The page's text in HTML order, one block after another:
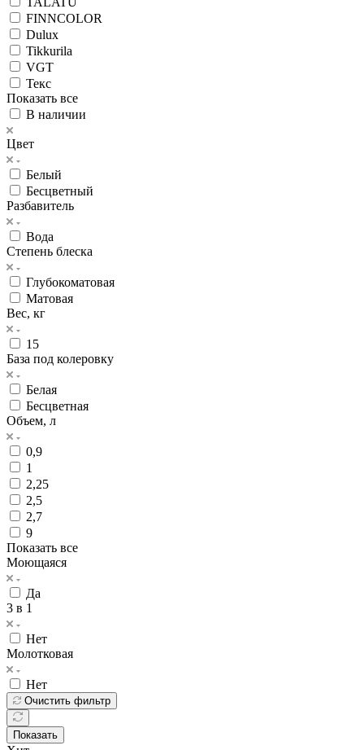
FINNCOLOR
Dulux
Tikkurila
VGT
Текс
Показать все
В наличии
Цвет
Белый
Бесцветный
Разбавитель
Вода
Степень блеска
Глубокоматовая
Матовая
Вес, кг
15
База под колеровку
Белая
Бесцветная
Объем, л
0,9
1
2,25
2,5
2,7
9
Показать все
Моющаяся
Да
3 в 1
Нет
Молотковая
Нет
Очистить фильтр
Показать